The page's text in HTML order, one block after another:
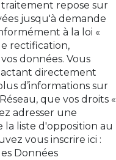
traitement repose sur
jusqu'à demande
à la loi «
rectification,
données. Vous
directement
d’informations sur
que vos droits «
adresser une
la liste d'opposition au
vous inscrire ici :
Données